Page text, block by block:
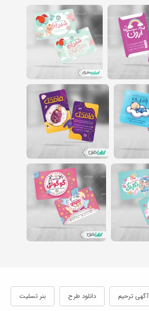
آگهی ترحیم دانلود طرح بنر تسلیت